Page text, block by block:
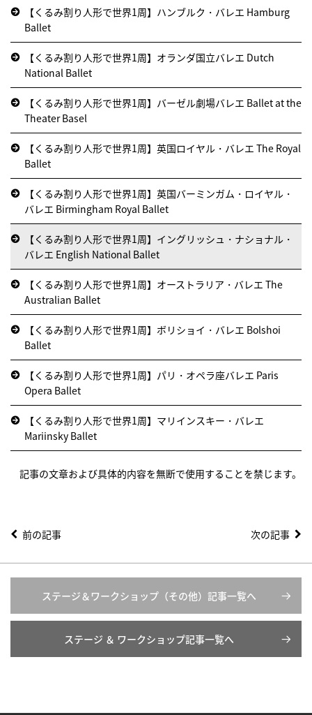
【くるみ割り人形で世界1周】ハンブルク・バレエ Hamburg
Ballet
【くるみ割り人形で世界1周】オランダ国立バレエ Dutch
National Ballet
【くるみ割り人形で世界1周】バーゼル劇場バレエ Ballet at the
Theater Basel
【くるみ割り人形で世界1周】英国ロイヤル・バレエ The Royal
Ballet
【くるみ割り人形で世界1周】英国バーミンガム・ロイヤル・
バレエ Birmingham Royal Ballet
【くるみ割り人形で世界1周】イングリッシュ・ナショナル・
バレエ English National Ballet
【くるみ割り人形で世界1周】オーストラリア・バレエ The
Australian Ballet
【くるみ割り人形で世界1周】ボリショイ・バレエ Bolshoi
Ballet
【くるみ割り人形で世界1周】パリ・オペラ座バレエ Paris
Opera Ballet
【くるみ割り人形で世界1周】マリインスキー・バレエ
Mariinsky Ballet
記事の文章および具体的内容を無断で使用することを禁じます。
前の記事 次の記事
ステージ＆ワークショップ（その他）記事一覧へ
ステージ ＆ ワークショップ記事一覧へ